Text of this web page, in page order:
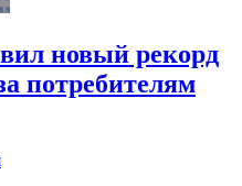
новый рекорд
потребителям